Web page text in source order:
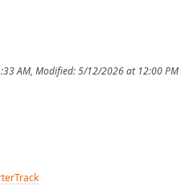
AM, Modified: 5/12/2026 at 12:00 PM